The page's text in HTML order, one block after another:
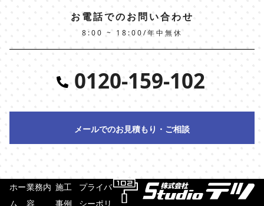
お電話でのお問い合わせ
8:00 ~ 18:00/年中無休
0120-159-102
メールでのお見積もり・ご相談
ホー
ム
業務内
容
施工
事例
プライバ
シーポリ